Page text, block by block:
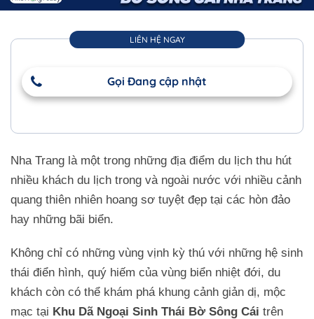
LIÊN HỆ NGAY
Gọi Đang cập nhật
Nha Trang là một trong những địa điểm du lịch thu hút
nhiều khách du lịch trong và ngoài nước với nhiều cảnh
quang thiên nhiên hoang sơ tuyệt đẹp tại các hòn đảo
hay những bãi biển.
Không chỉ có những vùng vịnh kỳ thú với những hệ sinh
thái điển hình, quý hiếm của vùng biển nhiệt đới, du
khách còn có thể khám phá khung cảnh giản dị, mộc
mạc tại Khu Dã Ngoại Sinh Thái Bờ Sông Cái trên